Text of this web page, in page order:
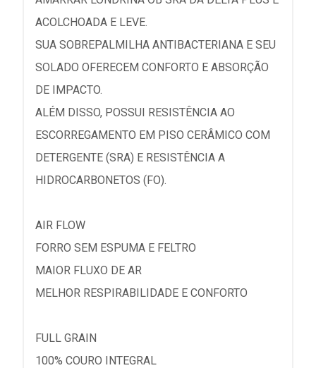
ACOLCHOADA E LEVE.
SUA SOBREPALMILHA ANTIBACTERIANA E SEU
SOLADO OFERECEM CONFORTO E ABSORÇÃO
DE IMPACTO.
ALÉM DISSO, POSSUI RESISTÊNCIA AO
ESCORREGAMENTO EM PISO CERÂMICO COM
DETERGENTE (SRA) E RESISTÊNCIA A
HIDROCARBONETOS (FO).
AIR FLOW
FORRO SEM ESPUMA E FELTRO
MAIOR FLUXO DE AR
MELHOR RESPIRABILIDADE E CONFORTO
FULL GRAIN
100% COURO INTEGRAL